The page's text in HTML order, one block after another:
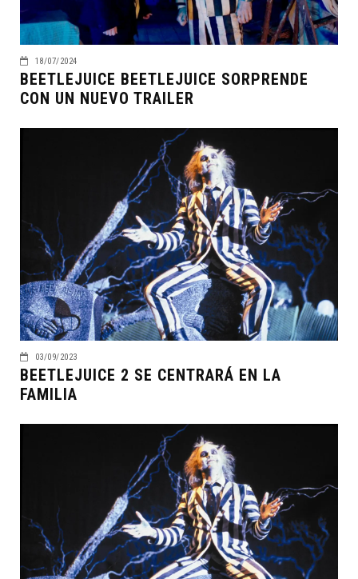
18/07/2024
BEETLEJUICE BEETLEJUICE SORPRENDE
CON UN NUEVO TRAILER
03/09/2023
BEETLEJUICE 2 SE CENTRARÁ EN LA
FAMILIA